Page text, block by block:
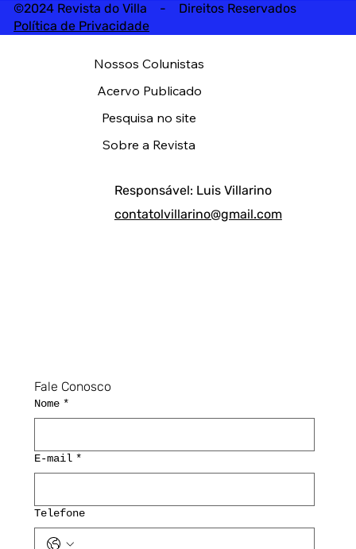
©2024 Revista do Villa - Direitos Reservados
Política de Privacidade
Fale Conosco
Nome *
E-mail *
Telefone
Responsável: Luis Villarino
contatolvillarino@gmail.com
Nossos Colunistas
Acervo Publicado
Pesquisa no site
Sobre a Revista